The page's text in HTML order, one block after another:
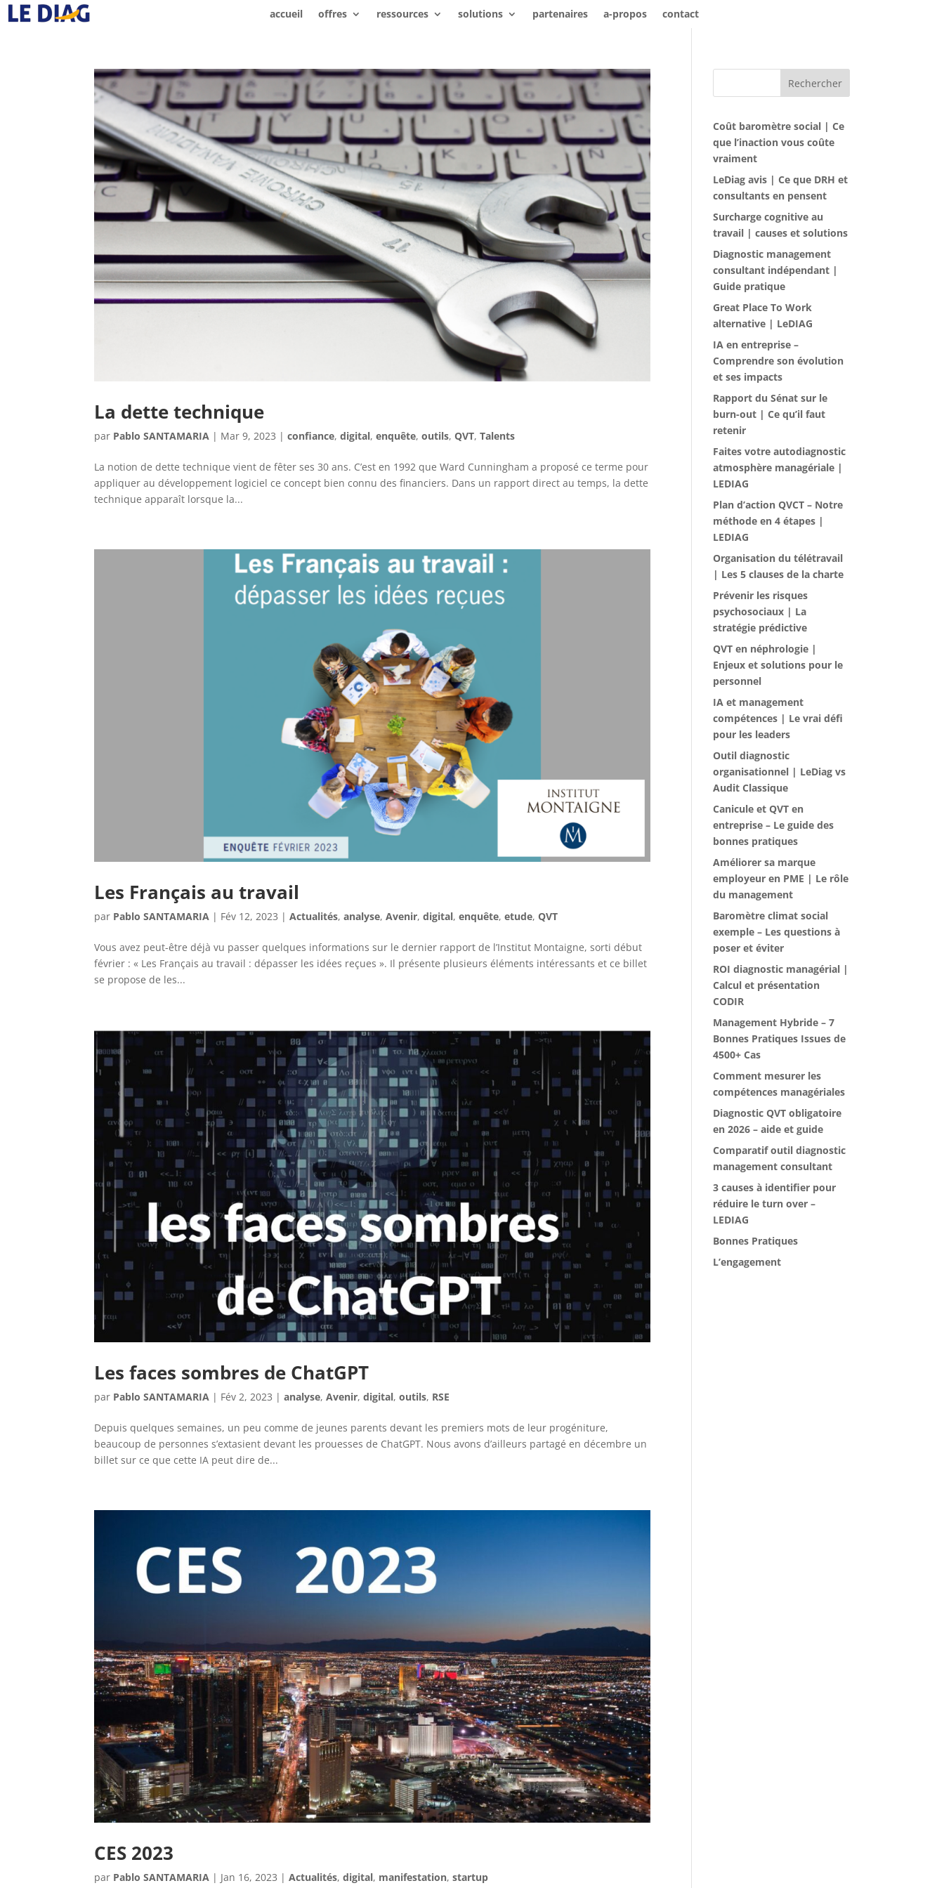
accueil offres ressources solutions partenaires a-propos contact
La dette technique
par Pablo SANTAMARIA | Mar 9, 2023 |confiance,digital,enquête,outils,QVT,Talents
La notion de dette technique vient de fêter ses 30 ans. C’est en 1992 que Ward Cunningham a proposé ce terme pour
appliquer au développement logiciel ce concept bien connu des financiers. Dans un rapport direct au temps, la dette
technique apparaît lorsque la...
Les Français au travail
par Pablo SANTAMARIA | Fév 12, 2023 |Actualités,analyse,Avenir,digital,enquête,etude,QVT
Vous avez peut-être déjà vu passer quelques informations sur le dernier rapport de l’Institut Montaigne, sorti début
février : « Les Français au travail : dépasser les idées reçues ». Il présente plusieurs éléments intéressants et ce billet
se propose de les...
Les faces sombres de ChatGPT
par Pablo SANTAMARIA | Fév 2, 2023 |analyse,Avenir,digital,outils, RSE
Depuis quelques semaines, un peu comme de jeunes parents devant les premiers mots de leur progéniture,
beaucoup de personnes s’extasient devant les prouesses de ChatGPT. Nous avons d’ailleurs partagé en décembre un
billet sur ce que cette IA peut dire de...
CES 2023
par Pablo SANTAMARIA | Jan 16, 2023 |Actualités,digital, manifestation,startup
Rechercher
Coût baromètre social | Ce
que l’inaction vous coûte
vraiment
LeDiag avis | Ce que DRH et
consultants en pensent
Surcharge cognitive au
travail | causes et solutions
Diagnostic management
consultant indépendant |
Guide pratique
Great Place To Work
alternative | LeDIAG
IA en entreprise –
Comprendre son évolution
et ses impacts
Rapport du Sénat sur le
burn-out | Ce qu’il faut
retenir
Faites votre autodiagnostic
atmosphère managériale |
LEDIAG
Plan d’action QVCT – Notre
méthode en 4 étapes |
LEDIAG
Organisation du télétravail
| Les 5 clauses de la charte
Prévenir les risques
psychosociaux | La
stratégie prédictive
QVT en néphrologie |
Enjeux et solutions pour le
personnel
IA et management
compétences | Le vrai défi
pour les leaders
Outil diagnostic
organisationnel | LeDiag vs
Audit Classique
Canicule et QVT en
entreprise – Le guide des
bonnes pratiques
Améliorer sa marque
employeur en PME | Le rôle
du management
Baromètre climat social
exemple – Les questions à
poser et éviter
ROI diagnostic managérial |
Calcul et présentation
CODIR
Management Hybride – 7
Bonnes Pratiques Issues de
4500+ Cas
Comment mesurer les
compétences managériales
Diagnostic QVT obligatoire
en 2026 – aide et guide
Comparatif outil diagnostic
management consultant
3 causes à identifier pour
réduire le turn over –
LEDIAG
Bonnes Pratiques
L’engagement